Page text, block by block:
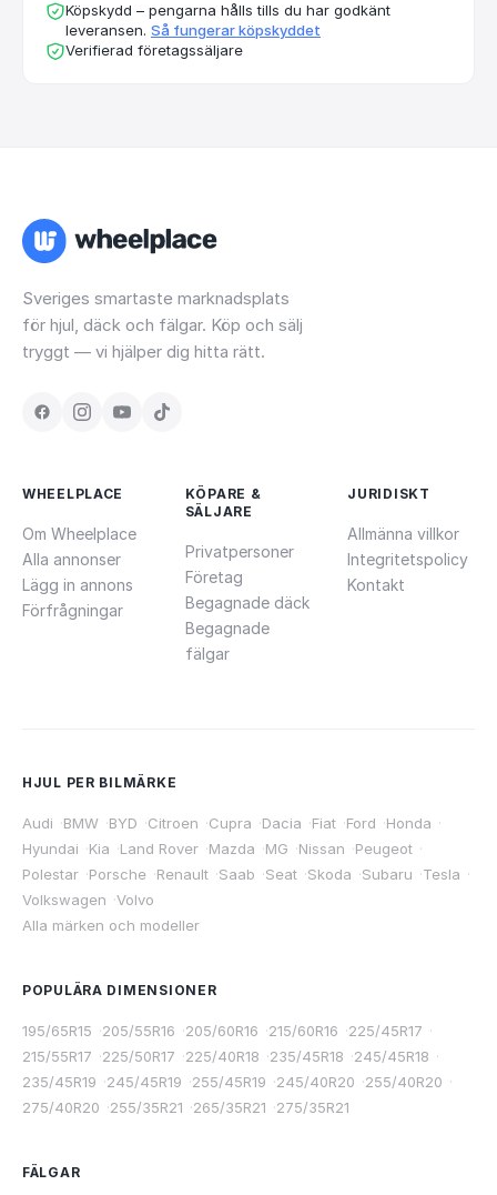
Köpskydd – pengarna hålls tills du har godkänt
leveransen. Så fungerar köpskyddet
Verifierad företagssäljare
Sveriges smartaste marknadsplats
för hjul, däck och fälgar. Köp och sälj
tryggt — vi hjälper dig hitta rätt.
WHEELPLACE
Om Wheelplace
Alla annonser
Lägg in annons
Förfrågningar
KÖPARE &
SÄLJARE
Privatpersoner
Företag
Begagnade däck
Begagnade
fälgar
JURIDISKT
Allmänna villkor
Integritetspolicy
Kontakt
HJUL PER BILMÄRKE
Audi ·BMW ·BYD ·Citroen ·Cupra ·Dacia ·Fiat ·Ford ·Honda ·
Hyundai ·Kia ·Land Rover ·Mazda ·MG ·Nissan ·Peugeot ·
Polestar ·Porsche ·Renault ·Saab ·Seat ·Skoda ·Subaru ·Tesla ·
Volkswagen ·Volvo
Alla märken och modeller
POPULÄRA DIMENSIONER
195/65R15 ·205/55R16 ·205/60R16 ·215/60R16 ·225/45R17 ·
215/55R17 ·225/50R17 ·225/40R18 ·235/45R18 ·245/45R18 ·
235/45R19 ·245/45R19 ·255/45R19 ·245/40R20 ·255/40R20 ·
275/40R20 ·255/35R21 ·265/35R21 ·275/35R21
FÄLGAR